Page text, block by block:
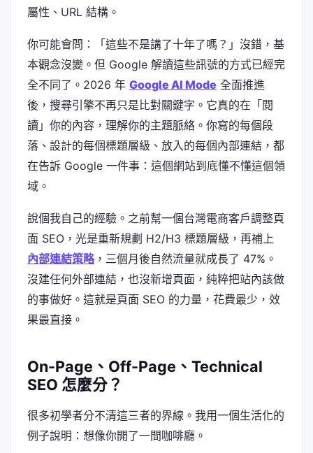
屬性、URL 結構。
你可能會問：「這些不是講了十年了嗎？」沒錯，基
本觀念沒變。但 Google 解讀這些訊號的方式已經完
全不同了。2026 年 Google AI Mode 全面推進
後，搜尋引擎不再只是比對關鍵字。它真的在「閱
讀」你的內容，理解你的主題脈絡。你寫的每個段
落、設計的每個標題層級、放入的每個內部連結，都
在告訴 Google 一件事：這個網站到底懂不懂這個領
域。
說個我自己的經驗。之前幫一個台灣電商客戶調整頁
面 SEO，光是重新規劃 H2/H3 標題層級，再補上
內部連結策略，三個月後自然流量就成長了 47%。
沒建任何外部連結，也沒新增頁面，純粹把站內該做
的事做好。這就是頁面 SEO 的力量，花費最少，效
果最直接。
On-Page、Off-Page、Technical
SEO 怎麼分？
很多初學者分不清這三者的界線。我用一個生活化的
例子說明：想像你開了一間咖啡廳。